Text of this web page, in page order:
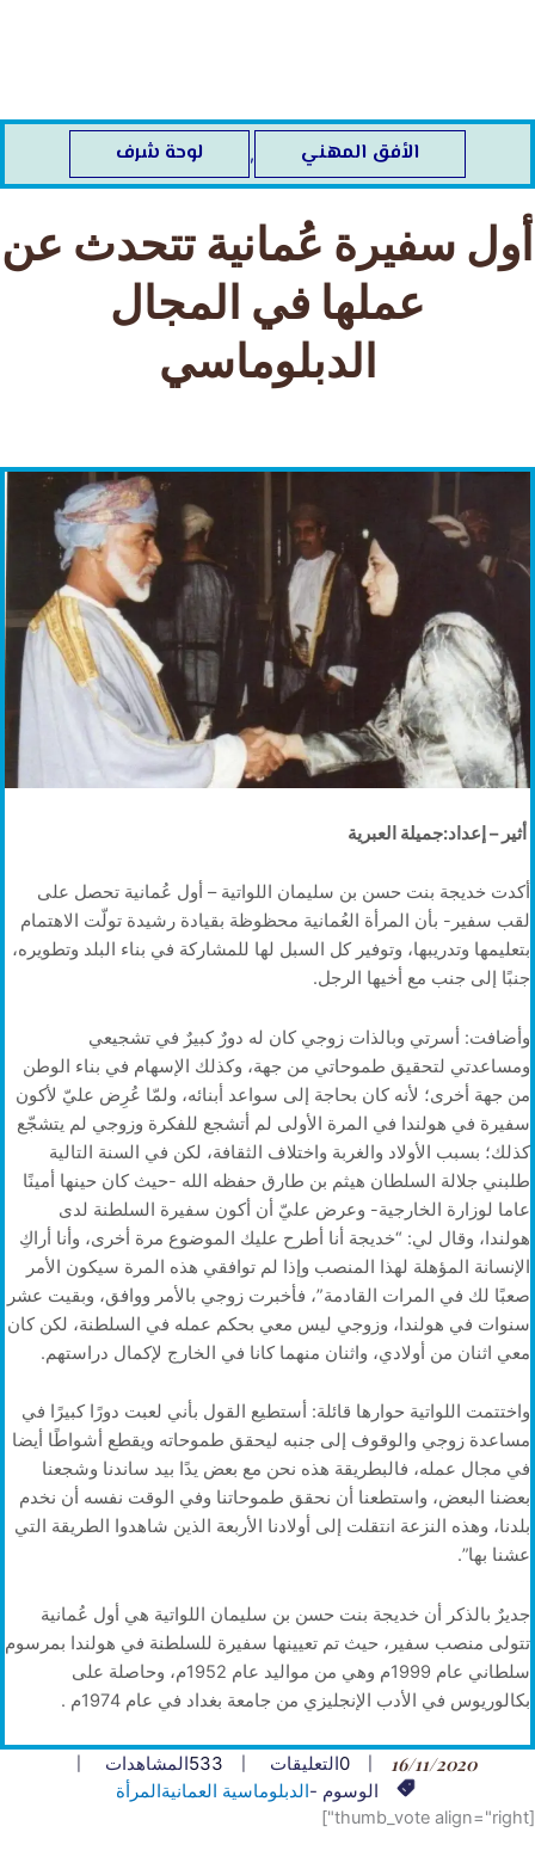
الأفق المهني , لوحة شرف
أول سفيرة عُمانية تتحدث عن
عملها في المجال
الدبلوماسي
أثير – إعداد:جميلة العبرية
أكدت خديجة بنت حسن بن سليمان اللواتية – أول عُمانية تحصل على
لقب سفير- بأن المرأة العُمانية محظوظة بقيادة رشيدة تولّت الاهتمام
بتعليمها وتدريبها، وتوفير كل السبل لها للمشاركة في بناء البلد وتطويره،
جنبًا إلى جنب مع أخيها الرجل.
وأضافت: أسرتي وبالذات زوجي كان له دورٌ كبيرٌ في تشجيعي
ومساعدتي لتحقيق طموحاتي من جهة، وكذلك الإسهام في بناء الوطن
من جهة أخرى؛ لأنه كان بحاجة إلى سواعد أبنائه، ولمّا عُرِض عليّ لأكون
سفيرة في هولندا في المرة الأولى لم أتشجع للفكرة وزوجي لم يتشجّع
كذلك؛ بسبب الأولاد والغربة واختلاف الثقافة، لكن في السنة التالية
طلبني جلالة السلطان هيثم بن طارق حفظه الله -حيث كان حينها أمينًا
عاما لوزارة الخارجية- وعرض عليّ أن أكون سفيرة السلطنة لدى
هولندا، وقال لي: “خديجة أنا أطرح عليك الموضوع مرة أخرى، وأنا أراكِ
الإنسانة المؤهلة لهذا المنصب وإذا لم توافقي هذه المرة سيكون الأمر
صعبًا لك في المرات القادمة”، فأخبرت زوجي بالأمر ووافق، وبقيت عشر
سنوات في هولندا، وزوجي ليس معي بحكم عمله في السلطنة، لكن كان
معي اثنان من أولادي، واثنان منهما كانا في الخارج لإكمال دراستهم.
واختتمت اللواتية حوارها قائلة: أستطيع القول بأني لعبت دورًا كبيرًا في
مساعدة زوجي والوقوف إلى جنبه ليحقق طموحاته ويقطع أشواطًا أيضا
في مجال عمله، فالبطريقة هذه نحن مع بعض يدًا بيد ساندنا وشجعنا
بعضنا البعض، واستطعنا أن نحقق طموحاتنا وفي الوقت نفسه أن نخدم
بلدنا، وهذه النزعة انتقلت إلى أولادنا الأربعة الذين شاهدوا الطريقة التي
عشنا بها”.
جديرٌ بالذكر أن خديجة بنت حسن بن سليمان اللواتية هي أول عُمانية
تتولى منصب سفير، حيث تم تعيينها سفيرة للسلطنة في هولندا بمرسوم
سلطاني عام 1999م وهي من مواليد عام 1952م، وحاصلة على
بكالوريوس في الأدب الإنجليزي من جامعة بغداد في عام 1974م .
16/11/2020
0التعليقات 533المشاهدات
الوسوم -الدبلوماسية العمانيةالمرأة
[thumb_vote align="right"]